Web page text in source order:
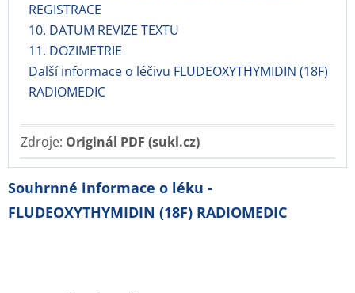
REGISTRACE
10. DATUM REVIZE TEXTU
11. DOZIMETRIE
Další informace o léčivu FLUDEOXYTHYMIDIN (18F)
RADIOMEDIC
Zdroje: Originál PDF (sukl.cz)
Souhrnné informace o léku -
FLUDEOXYTHYMIDIN (18F) RADIOMEDIC